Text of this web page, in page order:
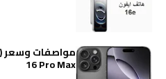
16 Pro Max